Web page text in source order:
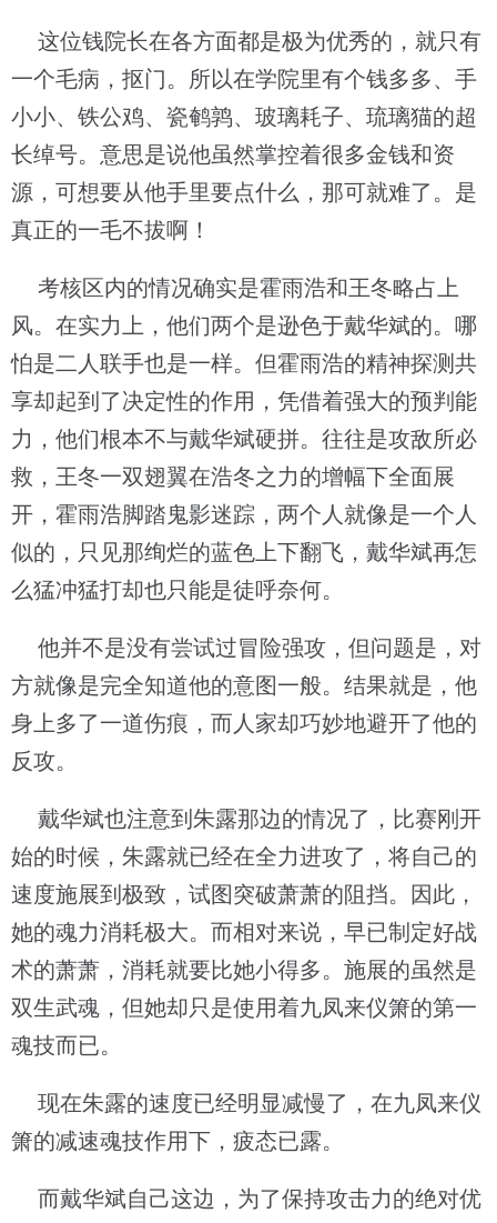
这位钱院长在各方面都是极为优秀的，就只有
一个毛病，抠门。所以在学院里有个钱多多、手
小小、铁公鸡、瓷鹌鹑、玻璃耗子、琉璃猫的超
长绰号。意思是说他虽然掌控着很多金钱和资
源，可想要从他手里要点什么，那可就难了。是
真正的一毛不拔啊！
考核区内的情况确实是霍雨浩和王冬略占上
风。在实力上，他们两个是逊色于戴华斌的。哪
怕是二人联手也是一样。但霍雨浩的精神探测共
享却起到了决定性的作用，凭借着强大的预判能
力，他们根本不与戴华斌硬拼。往往是攻敌所必
救，王冬一双翅翼在浩冬之力的增幅下全面展
开，霍雨浩脚踏鬼影迷踪，两个人就像是一个人
似的，只见那绚烂的蓝色上下翻飞，戴华斌再怎
么猛冲猛打却也只能是徒呼奈何。
他并不是没有尝试过冒险强攻，但问题是，对
方就像是完全知道他的意图一般。结果就是，他
身上多了一道伤痕，而人家却巧妙地避开了他的
反攻。
戴华斌也注意到朱露那边的情况了，比赛刚开
始的时候，朱露就已经在全力进攻了，将自己的
速度施展到极致，试图突破萧萧的阻挡。因此，
她的魂力消耗极大。而相对来说，早已制定好战
术的萧萧，消耗就要比她小得多。施展的虽然是
双生武魂，但她却只是使用着九凤来仪箫的第一
魂技而已。
现在朱露的速度已经明显减慢了，在九凤来仪
箫的减速魂技作用下，疲态已露。
而戴华斌自己这边，为了保持攻击力的绝对优